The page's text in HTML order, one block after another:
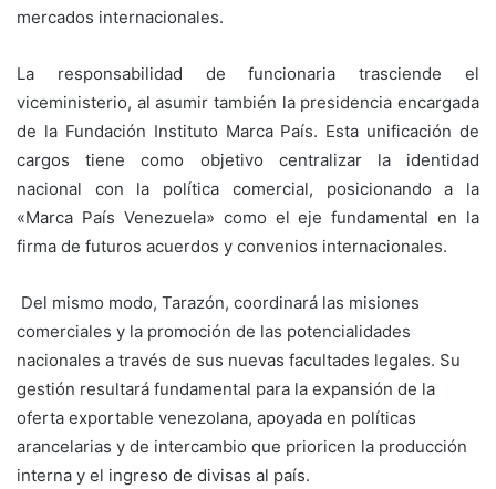
mercados internacionales.
La responsabilidad de funcionaria trasciende el
viceministerio, al asumir también la presidencia encargada
de la Fundación Instituto Marca País. Esta unificación de
cargos tiene como objetivo centralizar la identidad
nacional con la política comercial, posicionando a la
«Marca País Venezuela» como el eje fundamental en la
firma de futuros acuerdos y convenios internacionales.
Del mismo modo, Tarazón, coordinará las misiones
comerciales y la promoción de las potencialidades
nacionales a través de sus nuevas facultades legales. Su
gestión resultará fundamental para la expansión de la
oferta exportable venezolana, apoyada en políticas
arancelarias y de intercambio que prioricen la producción
interna y el ingreso de divisas al país.